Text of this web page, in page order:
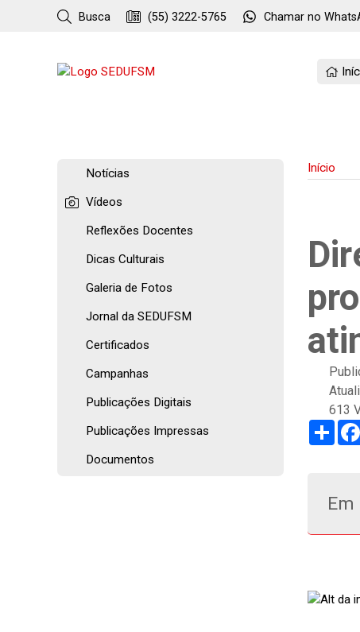
Busca (55) 3222-5765 Chamar no
Notícias
Vídeos
Reflexões Docentes
Dicas Culturais
Galeria de Fotos
Jornal da SEDUFSM
Certificados
Campanhas
Publicações Digitais
Publicações Impressas
Documentos
Início
613